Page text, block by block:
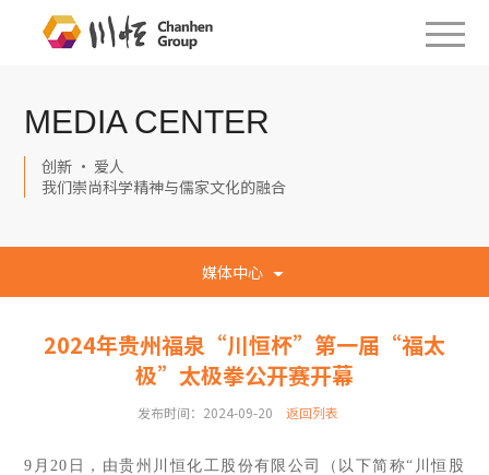
MEDIA CENTER
创新 · 爱人
我们崇尚科学精神与儒家文化的融合
媒体中心
2024年贵州福泉“川恒杯”第一届“福太
极”太极拳公开赛开幕
发布时间：2024-09-20 返回列表
9月20日，由贵州川恒化工股份有限公司（以下简称“川恒股